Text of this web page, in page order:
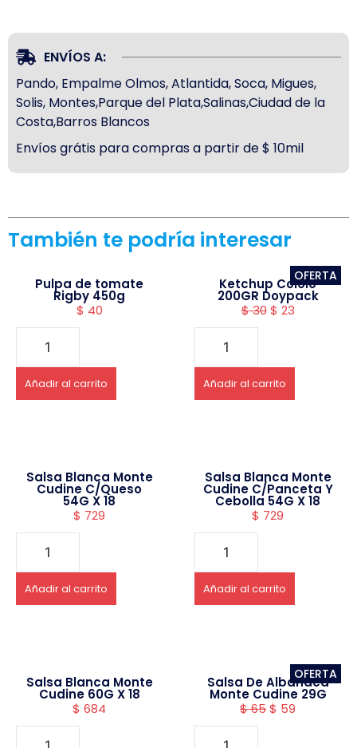
ENVÍOS A:
Pando, Empalme Olmos, Atlantida, Soca, Migues,
Solis, Montes,Parque del Plata,Salinas,Ciudad de la
Costa,Barros Blancos
Envíos grátis para compras a partir de $ 10mil
También te podría interesar
Pulpa de tomate
Rigby 450g
$ 40
Añadir al carrito
OFERTA
Ketchup Cololo
200GR Doypack
$30 $ 23
Añadir al carrito
Salsa Blanca Monte
Cudine C/Queso
54G X 18
$ 729
Añadir al carrito
Salsa Blanca Monte
Cudine C/Panceta Y
Cebolla 54G X 18
$ 729
Añadir al carrito
Salsa Blanca Monte
Cudine 60G X 18
$ 684
OFERTA
Salsa De Albahaca
Monte Cudine 29G
$65$ 59